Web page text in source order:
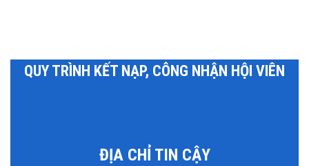
QUY TRÌNH KẾT NẠP, CÔNG NHẬN HỘI VIÊN
ĐỊA CHỈ TIN CẬY